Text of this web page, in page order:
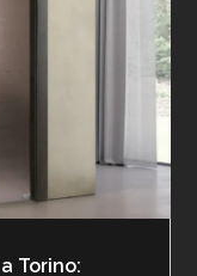
Torino: